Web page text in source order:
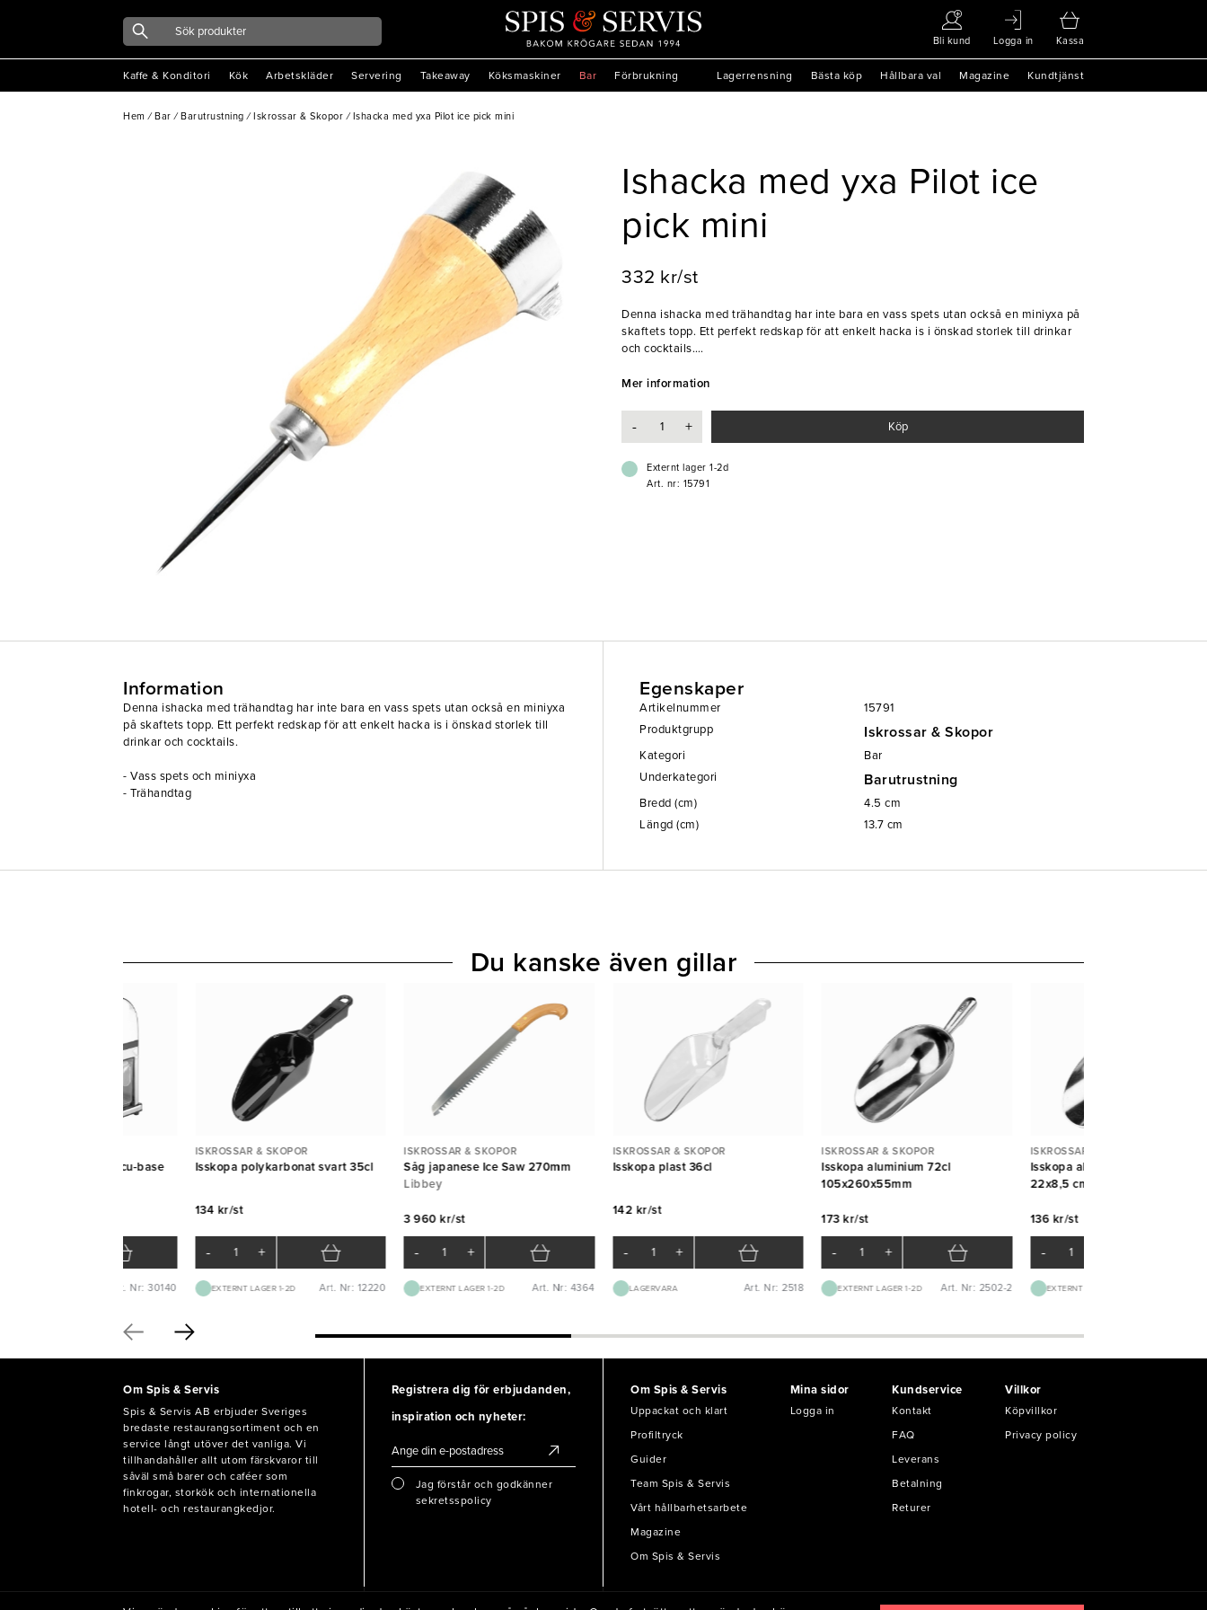
Bli kund Logga in Kassa
Kaffe & Konditori Kök Arbetskläder Servering Takeaway Köksmaskiner Bar Förbrukning Lagerrensning Bästa köp Hållbara val Magazine Kundtjänst
Hem / Bar / Barutrustning / Iskrossar & Skopor / Ishacka med yxa Pilot ice pick mini
Ishacka med yxa Pilot ice
pick mini
332 kr/st
Denna ishacka med trähandtag har inte bara en vass spets utan också en miniyxa på
skaftets topp. Ett perfekt redskap för att enkelt hacka is i önskad storlek till drinkar
och cocktails.
- Vass spets och miniyxa
Mer information
- + Köp
Externt lager 1-2d
Art. nr: 15791
Information
Denna ishacka med trähandtag har inte bara en vass spets utan också en miniyxa
på skaftets topp. Ett perfekt redskap för att enkelt hacka is i önskad storlek till
drinkar och cocktails.
- Vass spets och miniyxa
- Trähandtag
Egenskaper
Artikelnummer
15791
Produktgrupp
Iskrossar & Skopor
Kategori
Bar
Underkategori
Barutrustning
Bredd (cm) 4.5 cm
Längd (cm)
13.7 cm
manuell krom vacu-base
Art. Nr: 30140
ISKROSSAR & SKOPOR
Isskopa polykarbonat svart 35cl
134 kr/st
- +
EXTERNT LAGER 1-2D Art. Nr: 12220
ISKROSSAR & SKOPOR
Såg japanese Ice Saw 270mm
Libbey
3 960 kr/st
- +
EXTERNT LAGER 1-2D Art. Nr: 4364
ISKROSSAR & SKOPOR
Isskopa plast 36cl
142 kr/st
- +
LAGERVARA Art. Nr: 2518
ISKROSSAR & SKOPOR
Isskopa aluminium 72cl
105x260x55mm
173 kr/st
- +
EXTERNT LAGER 1-2D Art. Nr: 2502-2
ISKROSSAR & SKOPOR
Isskopa aluminium medium
22x8,5 cm
136 kr/st
-
EXTERNT LAGER 1-2D
Du kanske även gillar
Om Spis & Servis
Spis & Servis AB erbjuder Sveriges
bredaste restaurangsortiment och en
service långt utöver det vanliga. Vi
tillhandahåller allt utom färskvaror till
såväl små barer och caféer som
finkrogar, storkök och internationella
hotell- och restaurangkedjor.
Registrera dig för erbjudanden,
inspiration och nyheter:
Jag förstår och godkänner
sekretsspolicy
Om Spis & Servis
Uppackat och klart
Profiltryck
Guider
Team Spis & Servis
Vårt hållbarhetsarbete
Magazine
Om Spis & Servis
Mina sidor
Logga in
Kundservice
Kontakt
FAQ
Leverans
Betalning
Returer
Villkor
Köpvillkor
Privacy policy